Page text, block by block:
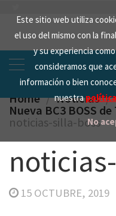
Este sitio web utiliza
el uso del mismo con la
y su experiencia
consideramos que
información o bien
nuestra
No
content
Home Noticias
Nueva BC3 BOSS
noticias-silla-boss
15 OCTUBRE, 2019